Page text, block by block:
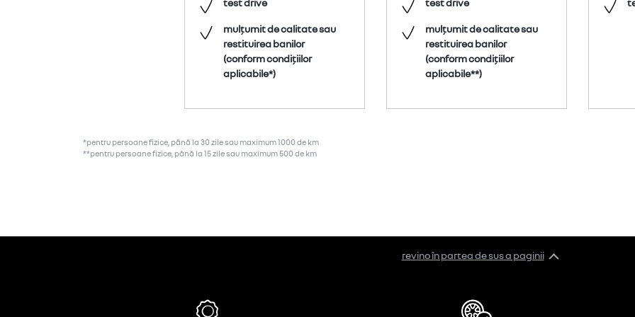
test drive
mulțumit de calitate sau
restituirea banilor
(conform condițiilor
aplicabile*)
test drive
mulțumit de calitate sau
restituirea banilor
(conform condițiilor
aplicabile**)
*pentru persoane fizice, până la 30 zile sau maximum 1000 de km
**pentru persoane fizice, până la 15 zile sau maximum 500 de km
revino în partea de sus a paginii